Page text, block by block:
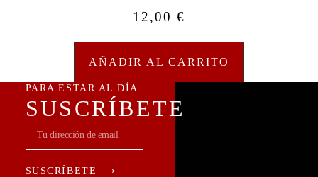
12,00 €
AÑADIR AL CARRITO
PARA ESTAR AL DÍA
SUSCRÍBETE
SUSCRÍBETE ⟶